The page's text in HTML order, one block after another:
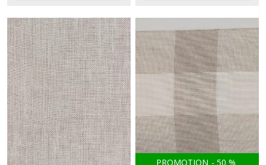
PROMOTION - 50 %